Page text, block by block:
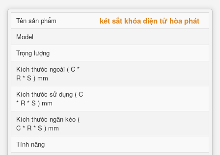
Tên sản phẩm két sắt khóa điện tử hòa phát
Model
Trọng lượng
Kích thước ngoài ( C *
R * S ) mm
Kích thước sử dụng ( C
* R * S ) mm
Kích thước ngăn kéo (
C * R * S ) mm
Tính năng